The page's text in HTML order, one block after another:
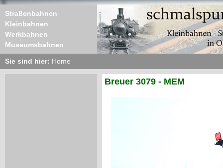
Straßenbahnen
Kleinbahnen
Werkbahnen
Museumsbahnen
Sie sind hier: Home
Breuer 3079 - MEM